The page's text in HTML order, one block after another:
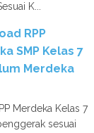
K...
RPP
SMP Kelas 7
Merdeka
Merdeka Kelas 7
sesuai